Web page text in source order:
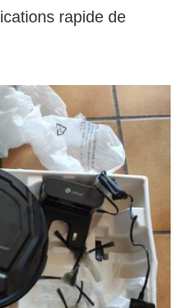
rapide de